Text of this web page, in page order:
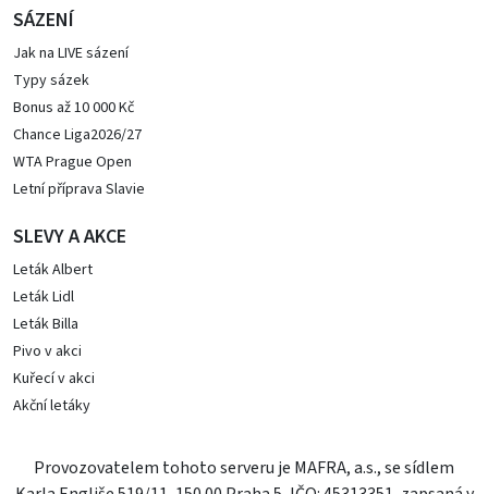
SÁZENÍ
Jak na LIVE sázení
Typy sázek
Bonus až 10 000 Kč
Chance Liga2026/27
WTA Prague Open
Letní příprava Slavie
SLEVY A AKCE
Leták Albert
Leták Lidl
Leták Billa
Pivo v akci
Kuřecí v akci
Akční letáky
Provozovatelem tohoto serveru je MAFRA, a.s., se sídlem